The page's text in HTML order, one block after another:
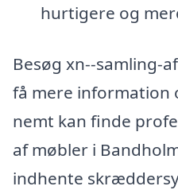
hurtigere og
Besøg xn--samling-
få mere information
nemt kan finde
af møbler i
indhente